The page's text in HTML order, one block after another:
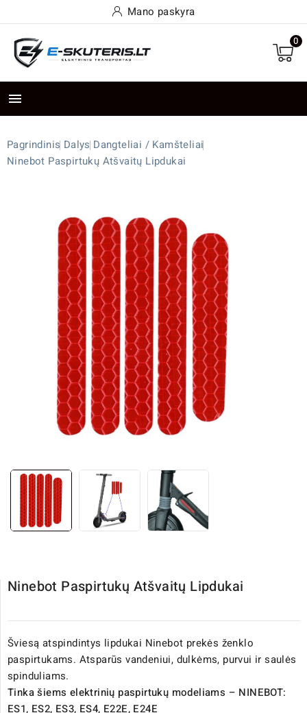
Mano paskyra
0

Pagrindinis Dalys Dangteliai / Kamšteliai
Ninebot Paspirtukų Atšvaitų Lipdukai
Ninebot Paspirtukų Atšvaitų Lipdukai
Šviesą atspindintys lipdukai Ninebot prekės ženklo
paspirtukams. Atsparūs vandeniui, dulkėms, purvui ir saulės
spinduliams.
Tinka šiems elektrinių paspirtukų modeliams – NINEBOT:
ES1, ES2, ES3, ES4, E22E, E24E